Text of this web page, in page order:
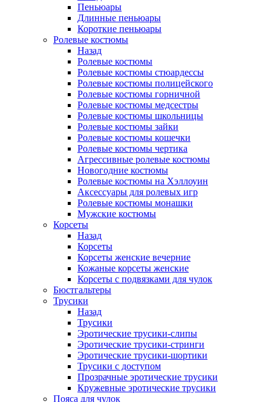
Пеньюары
Длинные пеньюары
Короткие пеньюары
Ролевые костюмы
Назад
Ролевые костюмы
Ролевые костюмы стюардессы
Ролевые костюмы полицейского
Ролевые костюмы горничной
Ролевые костюмы медсестры
Ролевые костюмы школьницы
Ролевые костюмы зайки
Ролевые костюмы кошечки
Ролевые костюмы чертика
Агрессивные ролевые костюмы
Новогодние костюмы
Ролевые костюмы на Хэллоуин
Аксессуары для ролевых игр
Ролевые костюмы монашки
Мужские костюмы
Корсеты
Назад
Корсеты
Корсеты женские вечерние
Кожаные корсеты женские
Корсеты с подвязками для чулок
Бюстгальтеры
Трусики
Назад
Трусики
Эротические трусики-слипы
Эротические трусики-стринги
Эротические трусики-шортики
Трусики с доступом
Прозрачные эротические трусики
Кружевные эротические трусики
Пояса для чулок